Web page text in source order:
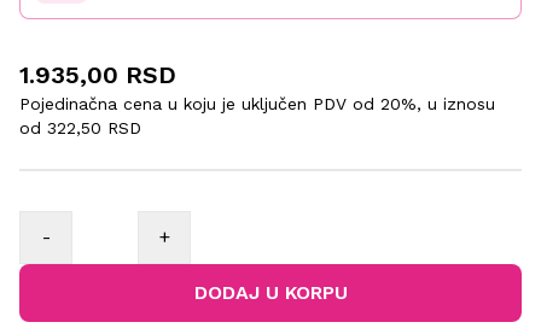
1.935,00 RSD
Pojedinačna cena u koju je uključen PDV od 20%, u iznosu
od 322,50 RSD
- +
DODAJ U KORPU